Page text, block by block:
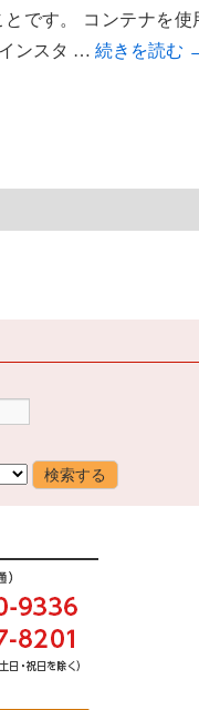
です。 コンテナを使
ンスタ … 続きを読む